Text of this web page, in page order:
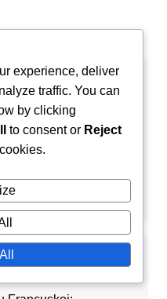
experience, deliver
traffic. You can
by clicking
to consent or Reject